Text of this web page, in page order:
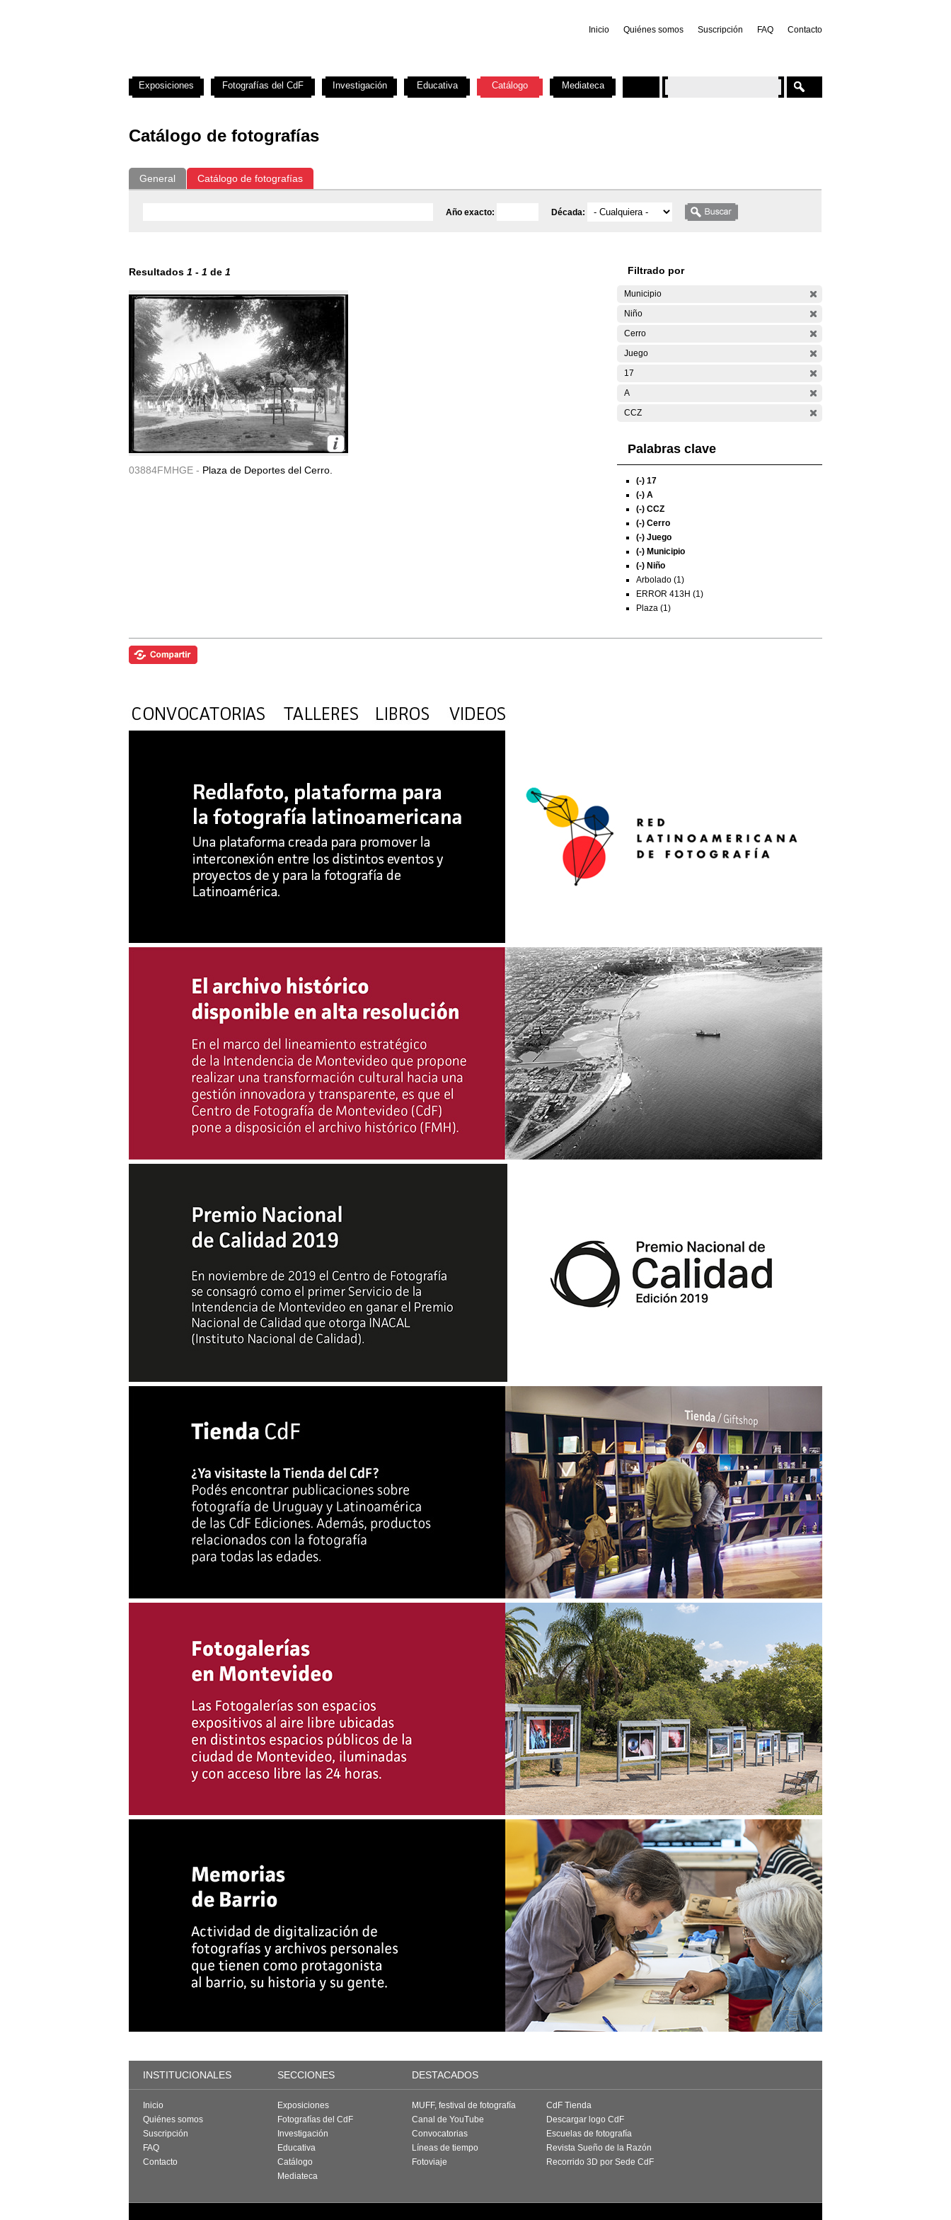
Inicio Quiénes somos Suscripción FAQ Contacto
Catálogo de fotografías
General Catálogo de fotografías
Año exacto: Década:
Resultados 1 - 1 de 1
03884FMHGE - Plaza de Deportes del Cerro.
Filtrado por
Municipio
Niño
Cerro
Juego
17
A
CCZ
Palabras clave
(-) 17
(-) A
(-) CCZ
(-) Cerro
(-) Juego
(-) Municipio
(-) Niño
Arbolado (1)
ERROR 413H (1)
Plaza (1)
Exposiciones Fotografías del CdF Investigación Educativa Catálogo Mediateca
INSTITUCIONALES SECCIONES DESTACADOS
Inicio
Quiénes somos
Suscripción
FAQ
Contacto
Exposiciones
Fotografías del CdF
Investigación
Educativa
Catálogo
Mediateca
MUFF, festival de fotografía
Canal de YouTube
Convocatorias
Líneas de tiempo
Fotoviaje
CdF Tienda
Descargar logo CdF
Escuelas de fotografía
Revista Sueño de la Razón
Recorrido 3D por Sede CdF